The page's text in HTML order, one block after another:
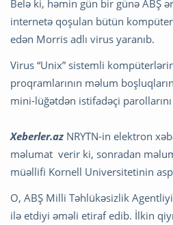
Belə ki, həmin gün bir günə ABŞ
internetə qoşulan bütün
edən Morris adlı virus yaranıb.
Virus “Unix” sistemli
proqramlarının məlum
mini-lüğətdən istifadəçi
Xeberler.az NRYTN-in elektron
məlumat verir ki, sonradan
müəllifi Kornell Universitetinin
O, ABŞ Milli Təhlükəsizlik
ilə etdiyi əməli etiraf edib. İlkin